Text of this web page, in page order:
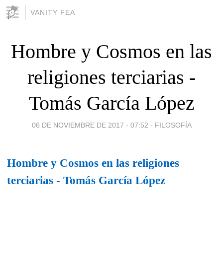
VANITY FEA
Hombre y Cosmos en las
religiones terciarias -
Tomás García López
06 DE NOVIEMBRE DE 2017 - 07:52 - FILOSOFÍA
Hombre y Cosmos en las religiones
terciarias - Tomás García López